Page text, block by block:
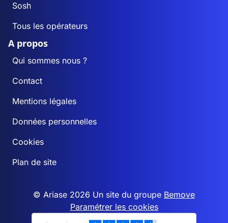
Sosh
Tous les opérateurs
A propos
Qui sommes nous ?
Contact
Mentions légales
Données personnelles
Cookies
Plan de site
© Ariase 2026 Un site du groupe Bemove
Paramétrer les cookies